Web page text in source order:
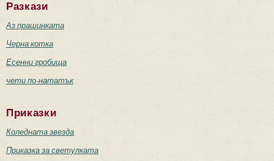
Разкази
Аз прашинката
Черна котка
Есенни гробища
чети по-нататък
Приказки
Коледната звезда
Приказка за светулката